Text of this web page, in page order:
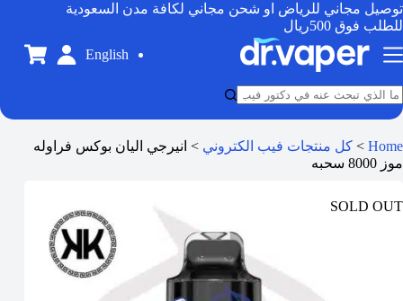
توصيل مجاني للرياض او شحن مجاني لكافة مدن السعودية
للطلب فوق 500ريال
English
Home
> كل منتجات فيب الكتروني > انيرجي اليان بوكس فراوله
موز 8000 سحبه
SOLD OUT